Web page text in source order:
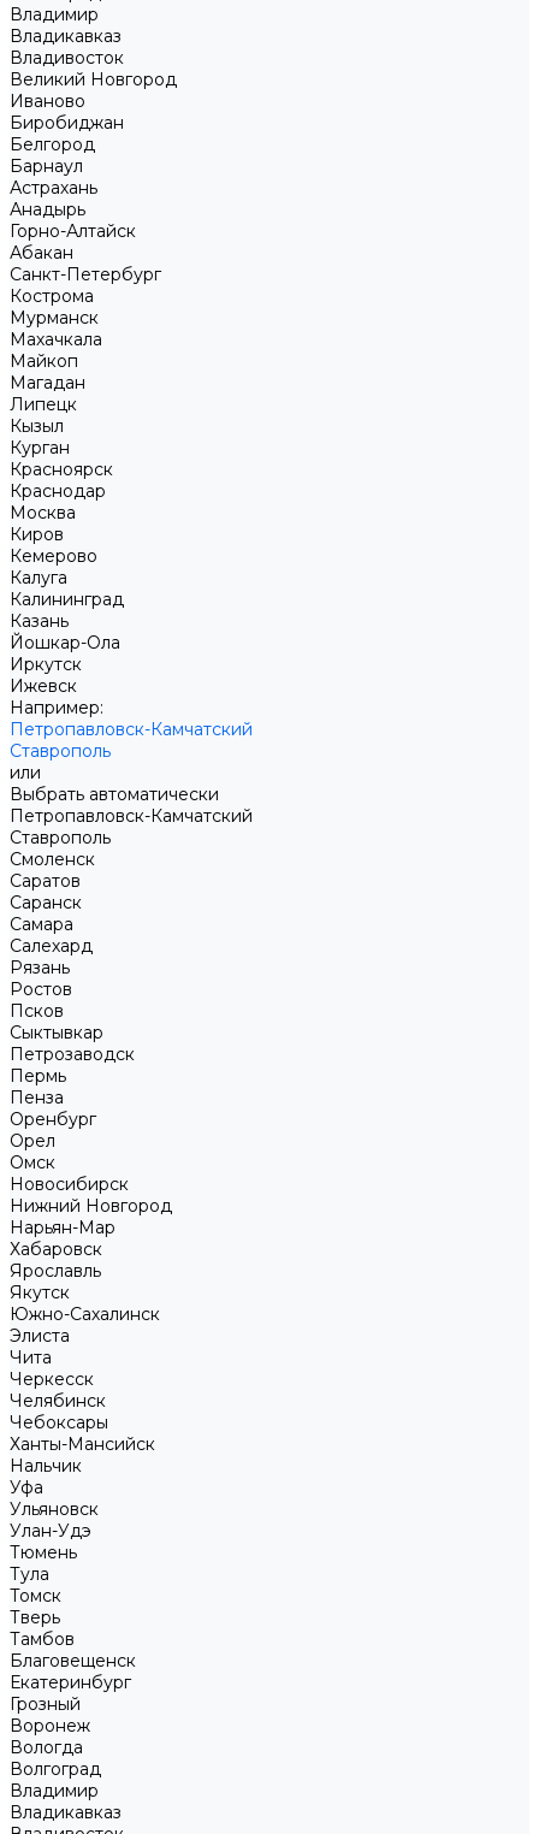
Владимир
Владикавказ
Владивосток
Великий Новгород
Иваново
Биробиджан
Белгород
Барнаул
Астрахань
Анадырь
Горно-Алтайск
Абакан
Санкт-Петербург
Кострома
Мурманск
Махачкала
Майкоп
Магадан
Липецк
Кызыл
Курган
Красноярск
Краснодар
Москва
Киров
Кемерово
Калуга
Калининград
Казань
Йошкар-Ола
Иркутск
Ижевск
Например:
Петропавловск-Камчатский
Ставрополь
или
Выбрать автоматически
Петропавловск-Камчатский
Ставрополь
Смоленск
Саратов
Саранск
Самара
Салехард
Рязань
Ростов
Псков
Сыктывкар
Петрозаводск
Пермь
Пенза
Оренбург
Орел
Омск
Новосибирск
Нижний Новгород
Нарьян-Мар
Хабаровск
Ярославль
Якутск
Южно-Сахалинск
Элиста
Чита
Черкесск
Челябинск
Чебоксары
Ханты-Мансийск
Нальчик
Уфа
Ульяновск
Улан-Удэ
Тюмень
Тула
Томск
Тверь
Тамбов
Благовещенск
Екатеринбург
Грозный
Воронеж
Вологда
Волгоград
Владимир
Владикавказ